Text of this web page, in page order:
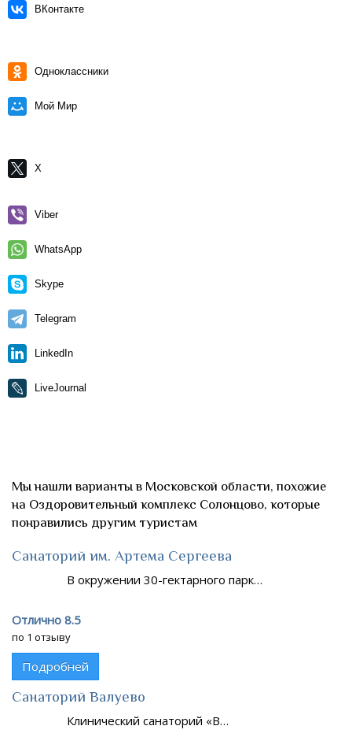
ВКонтакте
Одноклассники
Мой Мир
X
Viber
WhatsApp
Skype
Telegram
LinkedIn
LiveJournal
Мы нашли варианты в Московской области, похожие
на Оздоровительный комплекс Солонцово, которые
понравились другим туристам
Санаторий им. Артема Сергеева
В окружении 30-гектарного парк…
Отлично 8.5
по 1 отзыву
Подробней
Санаторий Валуево
Клинический санаторий «В…